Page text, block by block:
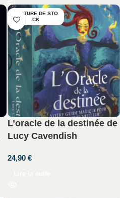
RUPTURE DE STO
CK
L’oracle de la destinée de
Lucy Cavendish
24,90 €